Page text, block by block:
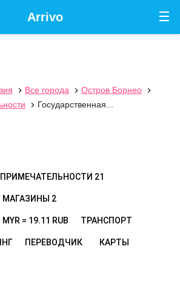
☰
Arrivo
 Все города  Остров Борнео

 Государственная...
21
МАГАЗИНЫ 2
MYR = 19.11 RUB ТРАНСПОРТ
ПЕРЕВОДЧИК КАРТЫ